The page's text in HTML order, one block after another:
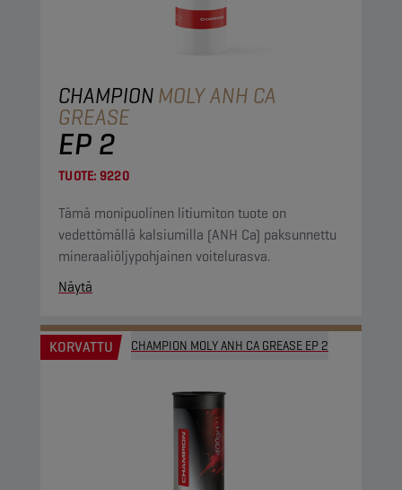
CHAMPIONMOLY ANH CA
GREASE
EP 2
TUOTE: 9220
Tämä monipuolinen litiumiton tuote on
vedettömällä kalsiumilla (ANH Ca) paksunnettu
mineraaliöljypohjainen voitelurasva.
Näytä
KORVATTU CHAMPION MOLY ANH CA GREASE EP 2